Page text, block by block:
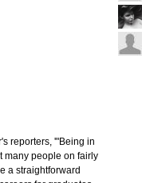
reporters, '"Being in
many people on fairly
a straightforward